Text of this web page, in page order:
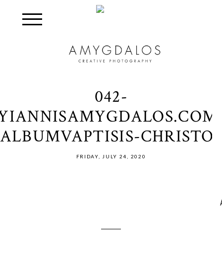
042-
ALBUMVAPTISIS-CHRISTOS
FRIDAY, JULY 24, 2020